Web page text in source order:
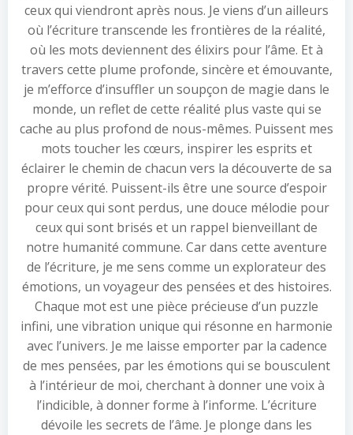
ceux qui viendront après nous. Je viens d’un ailleurs
où l’écriture transcende les frontières de la réalité,
où les mots deviennent des élixirs pour l’âme. Et à
travers cette plume profonde, sincère et émouvante,
je m’efforce d’insuffler un soupçon de magie dans le
monde, un reflet de cette réalité plus vaste qui se
cache au plus profond de nous-mêmes. Puissent mes
mots toucher les cœurs, inspirer les esprits et
éclairer le chemin de chacun vers la découverte de sa
propre vérité. Puissent-ils être une source d’espoir
pour ceux qui sont perdus, une douce mélodie pour
ceux qui sont brisés et un rappel bienveillant de
notre humanité commune. Car dans cette aventure
de l’écriture, je me sens comme un explorateur des
émotions, un voyageur des pensées et des histoires.
Chaque mot est une pièce précieuse d’un puzzle
infini, une vibration unique qui résonne en harmonie
avec l’univers. Je me laisse emporter par la cadence
de mes pensées, par les émotions qui se bousculent
à l’intérieur de moi, cherchant à donner une voix à
l’indicible, à donner forme à l’informe. L’écriture
dévoile les secrets de l’âme. Je plonge dans les